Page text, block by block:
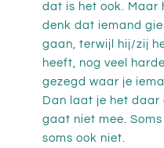
dat is het ook. Maar
denk dat iemand
gaan, terwijl hij/zij
heeft, nog veel
gezegd waar je
Dan laat je het daar
gaat niet mee.
soms ook niet.